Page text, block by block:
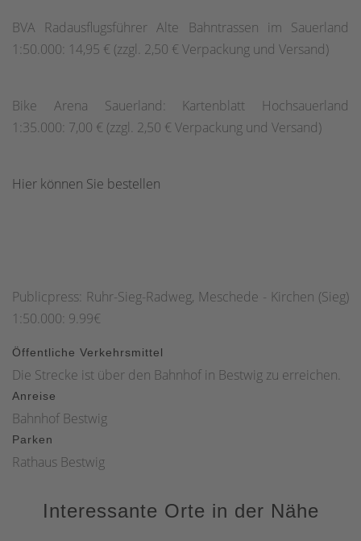
BVA Radausflugsführer Alte Bahntrassen im Sauerland
1:50.000: 14,95 € (zzgl. 2,50 € Verpackung und Versand)
Bike Arena Sauerland: Kartenblatt Hochsauerland
1:35.000: 7,00 € (zzgl. 2,50 € Verpackung und Versand)
Hier können Sie bestellen
Publicpress: Ruhr-Sieg-Radweg, Meschede - Kirchen (Sieg)
1:50.000: 9.99€
Öffentliche Verkehrsmittel
Die Strecke ist über den Bahnhof in Bestwig zu erreichen.
Anreise
Bahnhof Bestwig
Parken
Rathaus Bestwig
Interessante Orte in der Nähe